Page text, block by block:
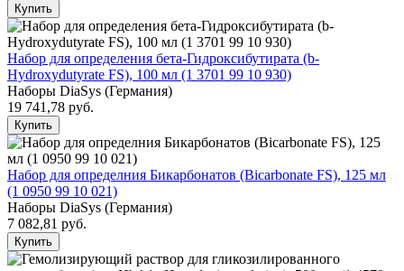
Купить
Набор для определения бета-Гидроксибутирата (b-
Hydroxydutyrate FS), 100 мл (1 3701 99 10 930)
Наборы DiaSys (Германия)
19 741,78 руб.
Купить
Набор для определния Бикарбонатов (Bicarbonate FS), 125 мл
(1 0950 99 10 021)
Наборы DiaSys (Германия)
7 082,81 руб.
Купить